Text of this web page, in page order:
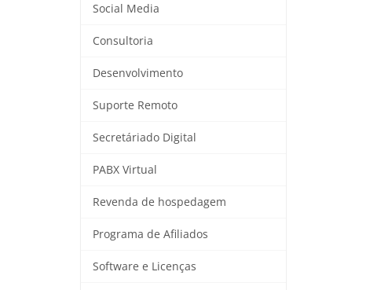
Social Media
Consultoria
Desenvolvimento
Suporte Remoto
Secretáriado Digital
PABX Virtual
Revenda de hospedagem
Programa de Afiliados
Software e Licenças